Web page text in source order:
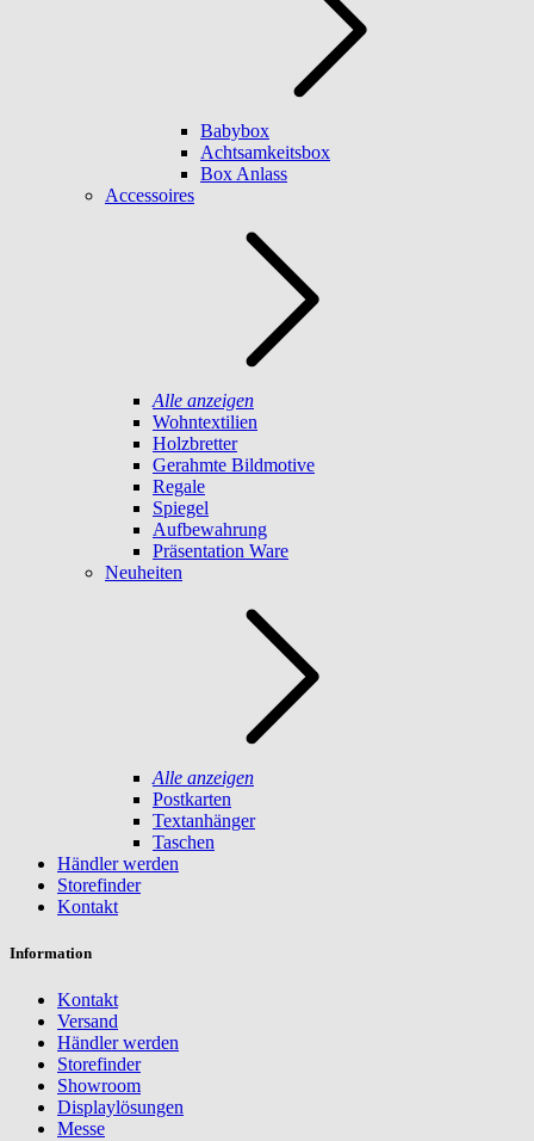
Babybox
Achtsamkeitsbox
Box Anlass
Accessoires
Alle anzeigen
Wohntextilien
Holzbretter
Gerahmte Bildmotive
Regale
Spiegel
Aufbewahrung
Präsentation Ware
Neuheiten
Alle anzeigen
Postkarten
Textanhänger
Taschen
Händler werden
Storefinder
Kontakt
Information
Kontakt
Versand
Händler werden
Storefinder
Showroom
Displaylösungen
Messe